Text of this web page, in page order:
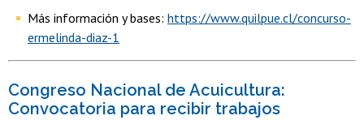
Más información y bases: https://www.quilpue.cl/concurso-
ermelinda-diaz-1
Congreso Nacional de Acuicultura:
Convocatoria para recibir trabajos